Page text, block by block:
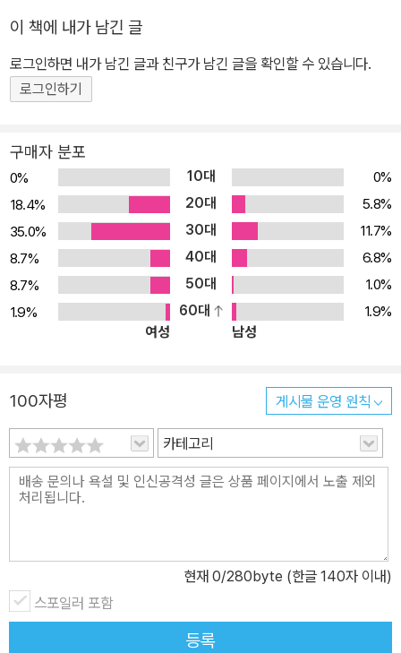
기출문제의 유형을 7가지로 분석하여 해설에서 각 유형에 부합하는
학습 전략 및 문제 풀이 전략을 제시하였다. 문제별로 해당 개념을 어
느 유형으로 제시하였는지, 함정을 어디에 심어놓았는지를 출제자의
시선에서 파악하며 시험에 대비하도록 하였다. 또한 회차별로 기출변
향 파악까지 가능하다. 3. 문제별 난도 제시 및 SUMMARY를 수록
한 상세한 해설 본서는 수험생 스스로 난도를 체감할 수 있도록 각 문
제별로 ‘상/중/하’로 난도를 제시하였다. 해설은 단순히 문제의 정오
해설에 그치지 않고, 지문별로 틀린 이유를 확인하고, 문제별 핵심 개
념에 대한 SUMMARY 및 관련 법률을 확인하여 체계적이고 효율적
으로 학습할 수 있도록 하였다. 4. 개념과 관련된 『신용한 지방자치론
기본서』 페이지 명시 『2024 신용한 지방자치론 기본서』로 공부 중
인 수험생을 위해 해당 문제와 관련된 이론이 담겨진 기본서 페이지
게 부족한 부분을 즉각적으로 보충할 수 있도록 구성하였다. 5. 실전
감각 극대화를 위한 OMR 페이지 수록 페이지 말미에 실제 시험과
동일하게 구현한 OMR 페이지를 수록하여 제한된 시간 내 문제를 풀
며 답안지 체크까지 연습할 수 있도록 하였다.
이 책에 내가 남긴 글
로그인하면 내가 남긴 글과 친구가 남긴 글을 확인할 수 있습니다.
로그인하기
구매자 분포
0% 10대
0%
18.4%
20대
5.8%
35.0%
30대
11.7%
8.7%
40대
6.8%
8.7%
50대
1.0%
1.9%
60대
1.9%
여성
남성
100자평 게시물 운영 원칙
카테고리
현재 0/280byte (한글 140자 이내)
스포일러 포함
등록